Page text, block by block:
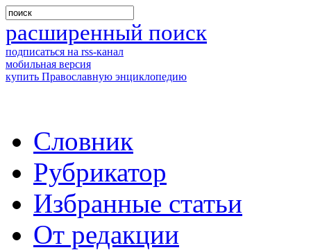
расширенный поиск
подписаться на rss-канал
мобильная версия
купить Православную энциклопедию
Словник
Рубрикатор
Избранные статьи
От редакции